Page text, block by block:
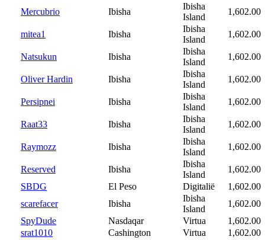
Mercubrio Ibisha
Ibisha
Island
1,602.00
mitea1 Ibisha
Ibisha
Island
1,602.00
Natsukun Ibisha
Ibisha
Island
1,602.00
Oliver Hardin Ibisha
Ibisha
Island
1,602.00
Persipnei Ibisha
Ibisha
Island
1,602.00
Raat33 Ibisha
Ibisha
Island
1,602.00
Raymozz Ibisha
Ibisha
Island
1,602.00
Reserved Ibisha
Ibisha
Island
1,602.00
SBDG
El Peso Digitalië
1,602.00
scarefacer
Ibisha
Ibisha
Island
1,602.00
SpyDude
Nasdaqar Virtua
1,602.00
srat1010
Cashington Virtua
1,602.00